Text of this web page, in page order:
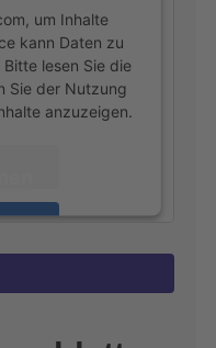
um Inhalte
kann Daten zu
lesen Sie die
Sie der Nutzung
anzuzeigen.